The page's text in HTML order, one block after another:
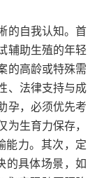
的自我认知。首
辅助生殖的年轻
的高龄或特殊需
、法律支持与成
孕，必须优先考
生育力保存，
能力。其次，定
的具体场景，如